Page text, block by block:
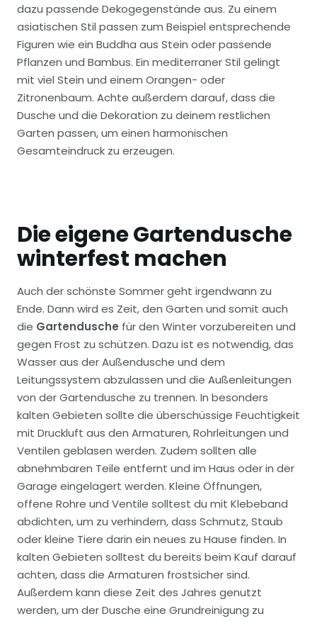
dazu passende Dekogegenstände aus. Zu einem
asiatischen Stil passen zum Beispiel entsprechende
Figuren wie ein Buddha aus Stein oder passende
Pflanzen und Bambus. Ein mediterraner Stil gelingt
mit viel Stein und einem Orangen- oder
Zitronenbaum. Achte außerdem darauf, dass die
Dusche und die Dekoration zu deinem restlichen
Garten passen, um einen harmonischen
Gesamteindruck zu erzeugen.
Die eigene Gartendusche
winterfest machen
Auch der schönste Sommer geht irgendwann zu
Ende. Dann wird es Zeit, den Garten und somit auch
die Gartendusche für den Winter vorzubereiten und
gegen Frost zu schützen. Dazu ist es notwendig, das
Wasser aus der Außendusche und dem
Leitungssystem abzulassen und die Außenleitungen
von der Gartendusche zu trennen. In besonders
kalten Gebieten sollte die überschüssige Feuchtigkeit
mit Druckluft aus den Armaturen, Rohrleitungen und
Ventilen geblasen werden. Zudem sollten alle
abnehmbaren Teile entfernt und im Haus oder in der
Garage eingelagert werden. Kleine Öffnungen,
offene Rohre und Ventile solltest du mit Klebeband
abdichten, um zu verhindern, dass Schmutz, Staub
oder kleine Tiere darin ein neues zu Hause finden. In
kalten Gebieten solltest du bereits beim Kauf darauf
achten, dass die Armaturen frostsicher sind.
Außerdem kann diese Zeit des Jahres genutzt
werden, um der Dusche eine Grundreinigung zu